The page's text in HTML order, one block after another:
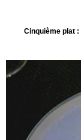
Cinquième plat